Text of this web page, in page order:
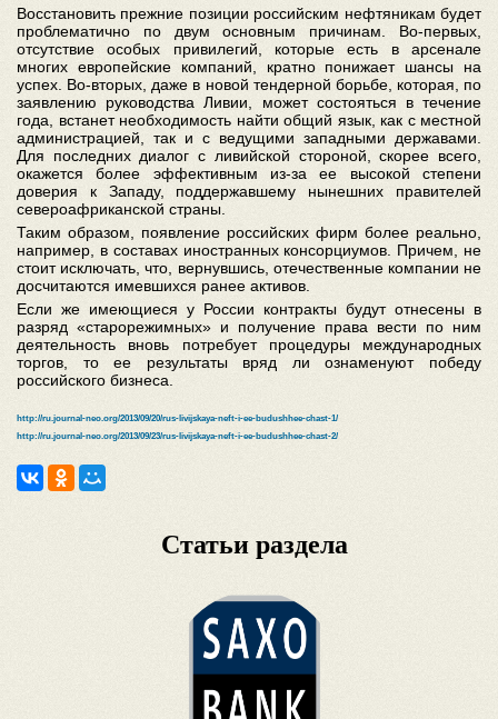
Восстановить прежние позиции российским нефтяникам будет
проблематично по двум основным причинам. Во-первых,
отсутствие особых привилегий, которые есть в арсенале
многих европейские компаний, кратно понижает шансы на
успех. Во-вторых, даже в новой тендерной борьбе, которая, по
заявлению руководства Ливии, может состояться в течение
года, встанет необходимость найти общий язык, как с местной
администрацией, так и с ведущими западными державами.
Для последних диалог с ливийской стороной, скорее всего,
окажется более эффективным из-за ее высокой степени
доверия к Западу, поддержавшему нынешних правителей
североафриканской страны.
Таким образом, появление российских фирм более реально,
например, в составах иностранных консорциумов. Причем, не
стоит исключать, что, вернувшись, отечественные компании не
досчитаются имевшихся ранее активов.
Если же имеющиеся у России контракты будут отнесены в
разряд «старорежимных» и получение права вести по ним
деятельность вновь потребует процедуры международных
торгов, то ее результаты вряд ли ознаменуют победу
российского бизнеса.
http://ru.journal-neo.org/2013/09/20/rus-livijskaya-neft-i-ee-budushhee-chast-1/
http://ru.journal-neo.org/2013/09/23/rus-livijskaya-neft-i-ee-budushhee-chast-2/
Статьи раздела